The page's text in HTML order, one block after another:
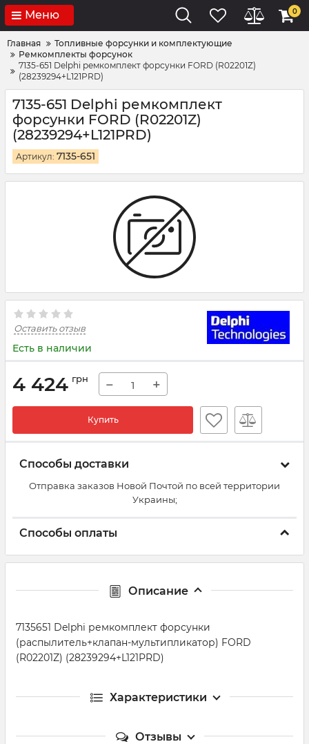
Меню 0
Главная
Топливные форсунки и комплектующие
Ремкомплекты форсунок
7135-651 Delphi ремкомплект форсунки FORD (R02201Z)
(28239294+L121PRD)
7135-651 Delphi ремкомплект
форсунки FORD (R02201Z)
(28239294+L121PRD)
Артикул: 7135-651
Оставить отзыв
Есть в наличии
4 424 грн − +
Купить
Способы доставки
Отправка заказов Новой Почтой по всей территории
Украины;
Способы оплаты
Описание
7135651 Delphi ремкомплект форсунки
(распылитель+клапан-мультипликатор) FORD
(R02201Z) (28239294+L121PRD)
Характеристики
Отзывы